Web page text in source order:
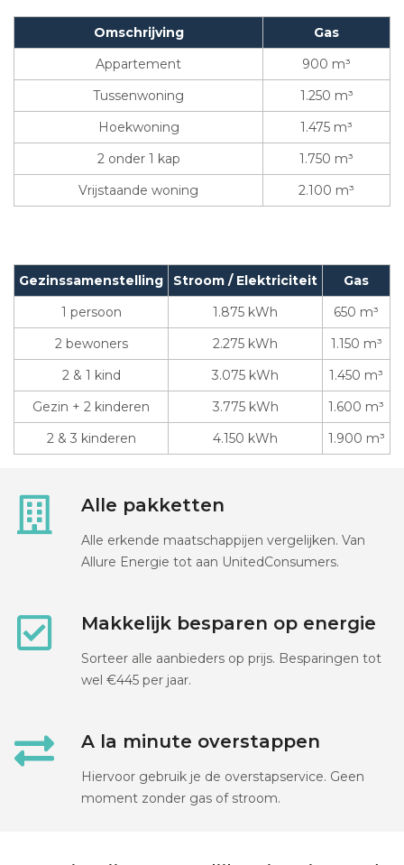
Omschrijving
Gas
Appartement
900 m³
Tussenwoning
1.250 m³
Hoekwoning
1.475 m³
2 onder 1 kap
1.750 m³
Vrijstaande woning
2.100 m³
Gezinssamenstelling Stroom / Elektriciteit
Gas
1 persoon
1.875 kWh
650 m³
2 bewoners
2.275 kWh
1.150 m³
2 & 1 kind
3.075 kWh
1.450 m³
Gezin + 2 kinderen
3.775 kWh
1.600 m³
2 & 3 kinderen
4.150 kWh 1.900 m³
Alle pakketten
Alle erkende maatschappijen vergelijken. Van
Allure Energie tot aan UnitedConsumers.
Makkelijk besparen op energie
Sorteer alle aanbieders op prijs. Besparingen tot
wel €445 per jaar.
A la minute overstappen
Hiervoor gebruik je de overstapservice. Geen
moment zonder gas of stroom.